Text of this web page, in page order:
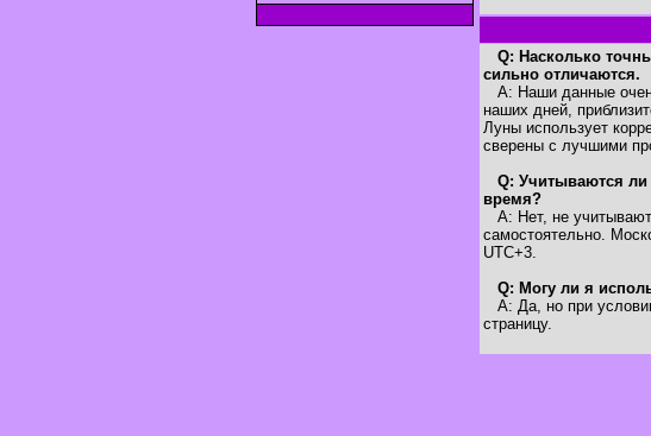
Q: Насколько
сильно отличаются.
A: Наши данные
наших дней,
Луны использует
сверены с лучшими
Q: Учитываются ли
время?
A: Нет, не
самостоятельно.
UTC+3.
Q: Могу ли я
A: Да, но при
страницу.